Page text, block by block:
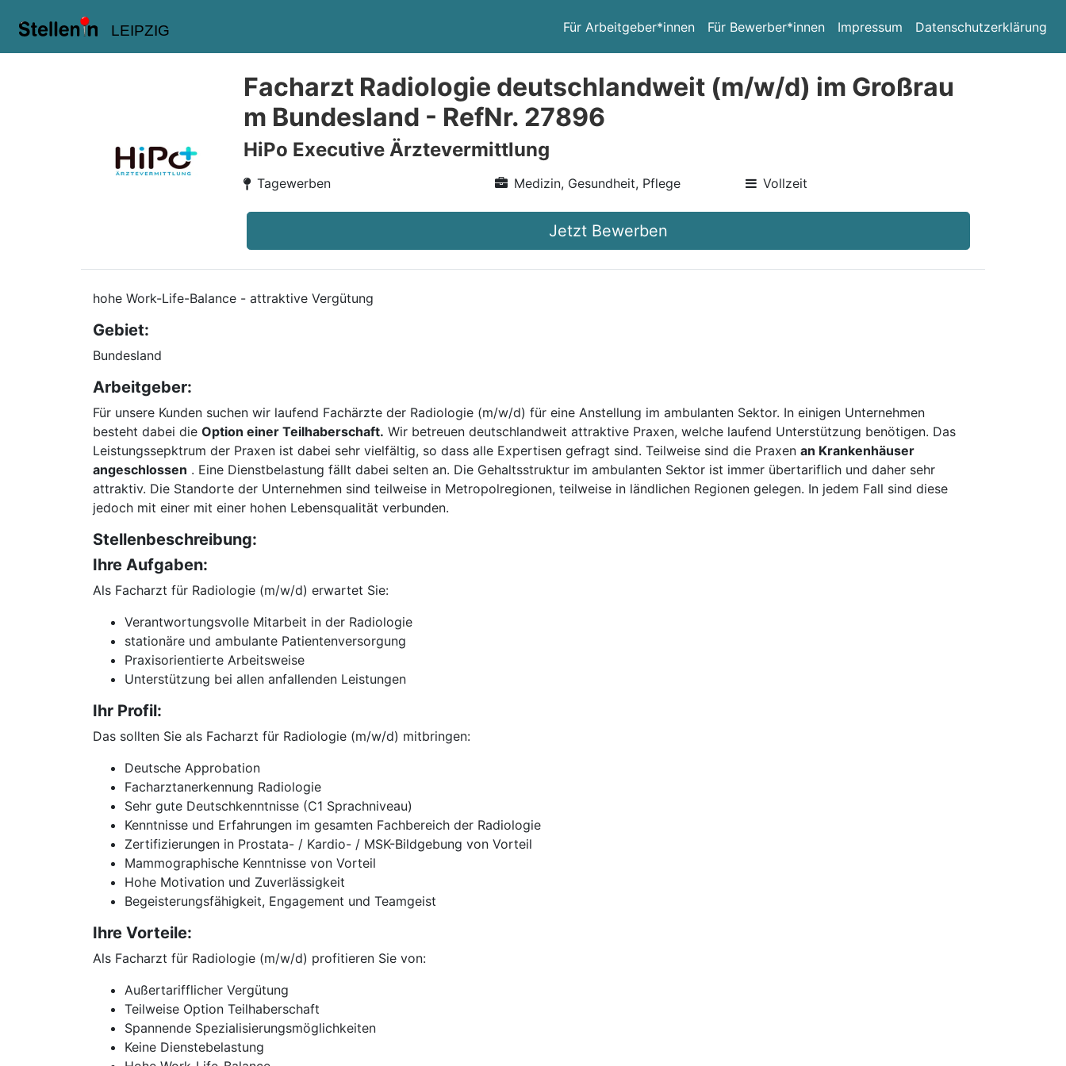
LEIPZIG Für Arbeitgeber*innen Für Bewerber*innen Impressum Datenschutzerklärung
Facharzt Radiologie deutschlandweit (m/w/d) im Großrau
m Bundesland - RefNr. 27896
HiPo Executive Ärztevermittlung
Tagewerben Medizin, Gesundheit, Pflege Vollzeit
Jetzt Bewerben
hohe Work-Life-Balance - attraktive Vergütung
Gebiet:
Bundesland
Arbeitgeber:
Für unsere Kunden suchen wir laufend Fachärzte der Radiologie (m/w/d) für eine Anstellung im ambulanten Sektor. In einigen Unternehmen
besteht dabei die Option einer Teilhaberschaft. Wir betreuen deutschlandweit attraktive Praxen, welche laufend Unterstützung benötigen. Das
Leistungssepktrum der Praxen ist dabei sehr vielfältig, so dass alle Expertisen gefragt sind. Teilweise sind die Praxen an Krankenhäuser
angeschlossen . Eine Dienstbelastung fällt dabei selten an. Die Gehaltsstruktur im ambulanten Sektor ist immer übertariflich und daher sehr
attraktiv. Die Standorte der Unternehmen sind teilweise in Metropolregionen, teilweise in ländlichen Regionen gelegen. In jedem Fall sind diese
jedoch mit einer mit einer hohen Lebensqualität verbunden.
Stellenbeschreibung:
Ihre Aufgaben:
Als Facharzt für Radiologie (m/w/d) erwartet Sie:
Verantwortungsvolle Mitarbeit in der Radiologie
stationäre und ambulante Patientenversorgung
Praxisorientierte Arbeitsweise
Unterstützung bei allen anfallenden Leistungen
Ihr Profil:
Das sollten Sie als Facharzt für Radiologie (m/w/d) mitbringen:
Deutsche Approbation
Facharztanerkennung Radiologie
Sehr gute Deutschkenntnisse (C1 Sprachniveau)
Kenntnisse und Erfahrungen im gesamten Fachbereich der Radiologie
Zertifizierungen in Prostata- / Kardio- / MSK-Bildgebung von Vorteil
Mammographische Kenntnisse von Vorteil
Hohe Motivation und Zuverlässigkeit
Begeisterungsfähigkeit, Engagement und Teamgeist
Ihre Vorteile:
Als Facharzt für Radiologie (m/w/d) profitieren Sie von:
Außertarifflicher Vergütung
Teilweise Option Teilhaberschaft
Spannende Spezialisierungsmöglichkeiten
Keine Dienstebelastung